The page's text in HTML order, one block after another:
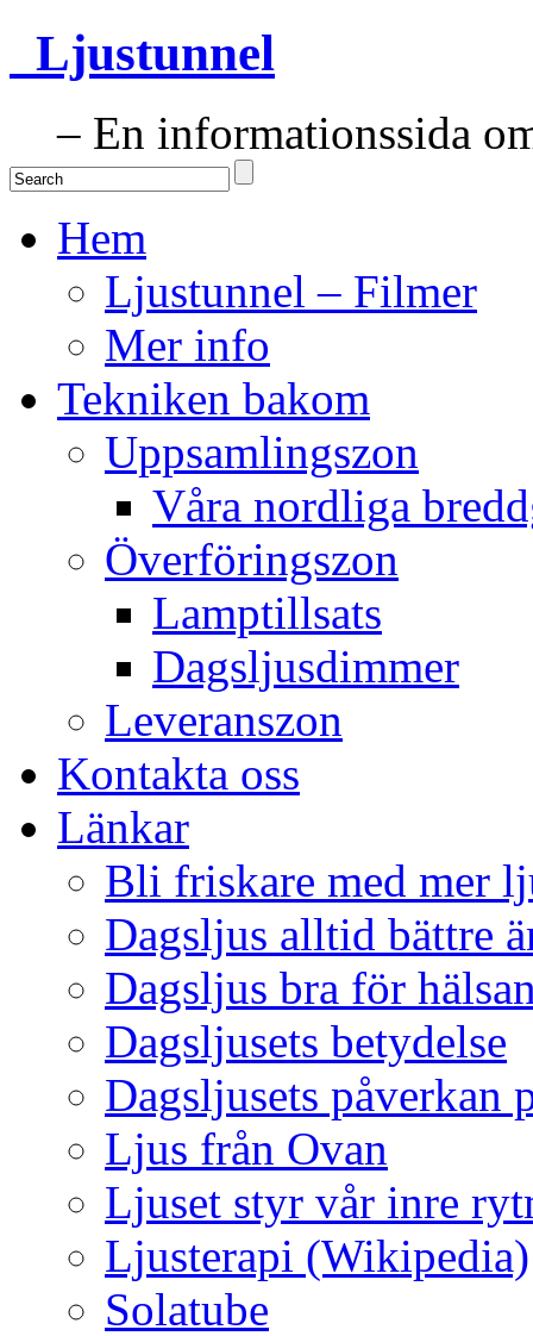
Ljustunnel
– En informationssida
Hem
Ljustunnel – Filmer
Mer info
Tekniken bakom
Uppsamlingszon
Våra nordliga
Överföringszon
Lamptillsats
Dagsljusdimmer
Leveranszon
Kontakta oss
Länkar
Bli friskare med mer
Dagsljus alltid bättre
Dagsljus bra för
Dagsljusets betydelse
Dagsljusets påverkan
Ljus från Ovan
Ljuset styr vår inre
Ljusterapi (Wikipedia)
Solatube